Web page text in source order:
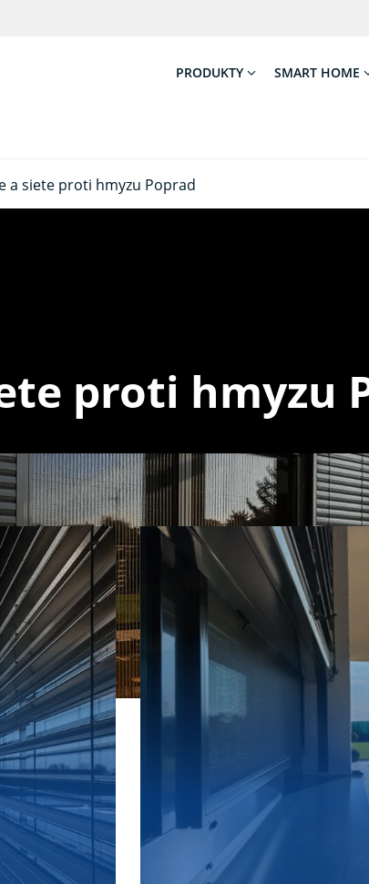
PRODUKTY SMART HOME
a siete proti hmyzu Poprad
proti hmyzu